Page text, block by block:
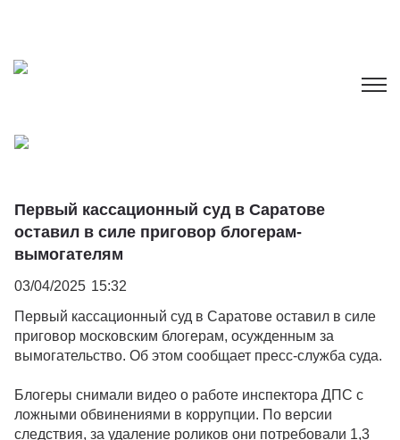
Первый кассационный суд в Саратове
оставил в силе приговор блогерам-
вымогателям
03/04/2025 15:32
Первый кассационный суд в Саратове оставил в силе
приговор московским блогерам, осужденным за
вымогательство. Об этом сообщает пресс-служба суда.
Блогеры снимали видео о работе инспектора ДПС с
ложными обвинениями в коррупции. По версии
следствия, за удаление роликов они потребовали 1,3